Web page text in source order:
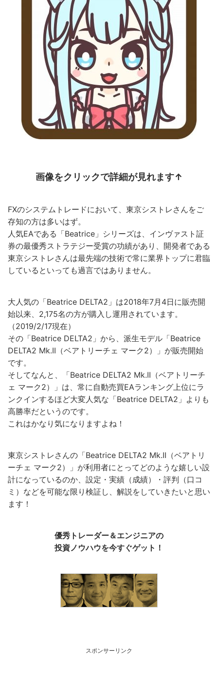
画像をクリックで詳細が見れます↑
FXのシステムトレードにおいて、東京シストレさんをご
存知の方は多いはず。
人気EAである「Beatrice」シリーズは、インヴァスト証
券の最優秀ストラテジー受賞の功績があり、開発者である
東京シストレさんは最先端の技術で常に業界トップに君臨
しているといっても過言ではありません。
大人気の「Beatrice DELTA2」は2018年7月4日に販売開
始以来、 2,175名の方が購入し運用されています。
（2019/2/17現在）
その「Beatrice DELTA2」から、派生モデル「Beatrice
DELTA2 Mk.II（ベアトリーチェ マーク2）」が販売開始
です。
そしてなんと、「Beatrice DELTA2 Mk.II（ベアトリーチ
ェ マーク2）」は、常に自動売買EAランキング上位にラ
ンクインするほど大変人気な「Beatrice DELTA2」よりも
高勝率だというのです。
これはかなり気になりますよね！
東京シストレさんの「Beatrice DELTA2 Mk.II（ベアトリ
ーチェ マーク2）」が利用者にとってどのような嬉しい設
計になっているのか、設定・実績（成績）・評判（口コ
ミ）などを可能な限り検証し、解説をしていきたいと思い
ます！
優秀トレーダー＆エンジニアの
投資ノウハウを今すぐゲット！
スポンサーリンク